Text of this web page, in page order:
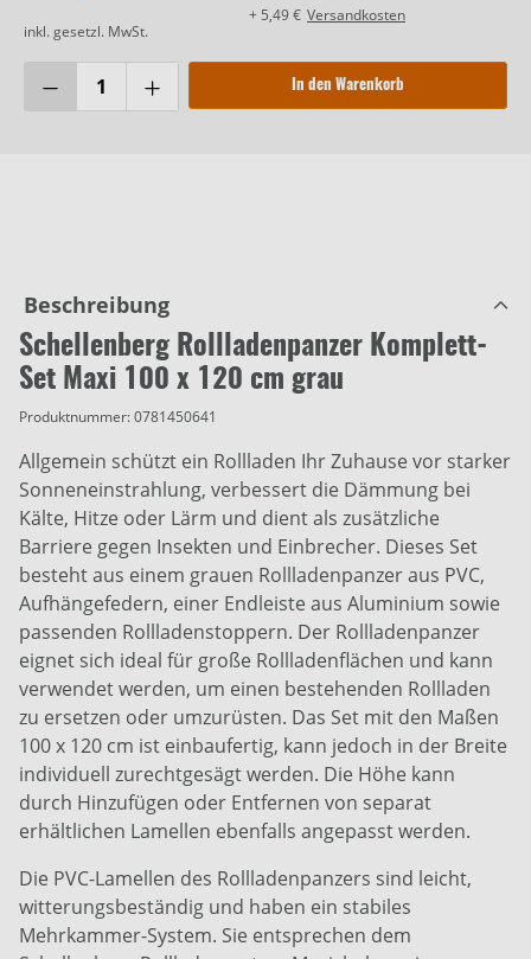
inkl. gesetzl. MwSt.
+ 5,49 € Versandkosten
In den Warenkorb
Beschreibung
Schellenberg Rollladenpanzer Komplett-
Set Maxi 100 x 120 cm grau
Produktnummer:0781450641
Allgemein schützt ein Rollladen Ihr Zuhause vor starker
Sonneneinstrahlung, verbessert die Dämmung bei
Kälte, Hitze oder Lärm und dient als zusätzliche
Barriere gegen Insekten und Einbrecher. Dieses Set
besteht aus einem grauen Rollladenpanzer aus PVC,
Aufhängefedern, einer Endleiste aus Aluminium sowie
passenden Rollladenstoppern. Der Rollladenpanzer
eignet sich ideal für große Rollladenflächen und kann
verwendet werden, um einen bestehenden Rollladen
zu ersetzen oder umzurüsten. Das Set mit den Maßen
100 x 120 cm ist einbaufertig, kann jedoch in der Breite
individuell zurechtgesägt werden. Die Höhe kann
durch Hinzufügen oder Entfernen von separat
erhältlichen Lamellen ebenfalls angepasst werden.
Die PVC-Lamellen des Rollladenpanzers sind leicht,
witterungsbeständig und haben ein stabiles
Mehrkammer-System. Sie entsprechen dem